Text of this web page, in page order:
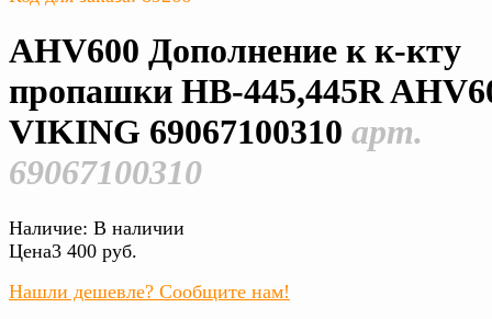
AHV600 Дополнение к к-кту
пропашки HB-445,445R
VIKING 69067100310 арт.
69067100310
Наличие: В наличии
Цена3 400 руб.
Нашли дешевле? Сообщите нам!